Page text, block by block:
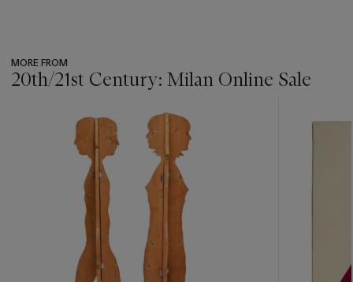
MORE FROM
20th/21st Century: Milan Online Sale
item_current_of_total_txt